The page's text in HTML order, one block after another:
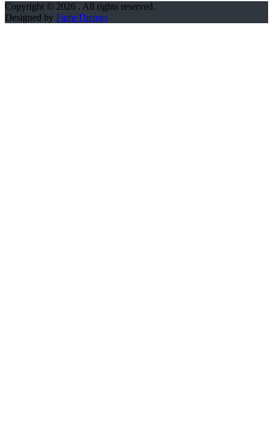
Copyright © 2026 . All rights reserved.
Designed by FameThemes